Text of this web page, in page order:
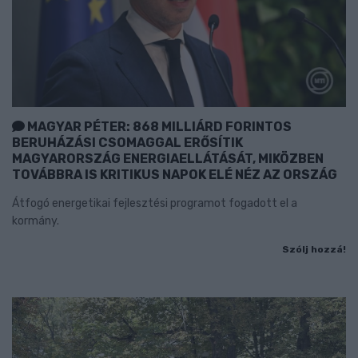
MAGYAR PÉTER: 868 MILLIÁRD FORINTOS
BERUHÁZÁSI CSOMAGGAL ERŐSÍTIK
MAGYARORSZÁG ENERGIAELLÁTÁSÁT, MIKÖZBEN
TOVÁBBRA IS KRITIKUS NAPOK ELÉ NÉZ AZ ORSZÁG
Átfogó energetikai fejlesztési programot fogadott el a
kormány.
Szólj hozzá!